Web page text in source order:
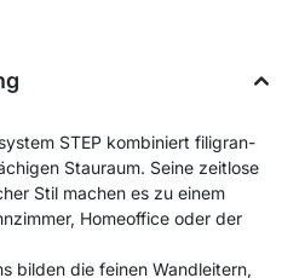
STEP kombiniert filigran-
Stauraum. Seine zeitlose
Stil machen es zu einem
Homeoffice oder der
bilden die feinen Wandleitern,